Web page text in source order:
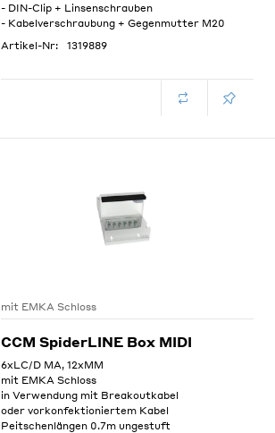
- DIN-Clip + Linsenschrauben
- Kabelverschraubung + Gegenmutter M20
Artikel-Nr:
1319889
mit EMKA Schloss
CCM SpiderLINE Box MIDI
6xLC/D MA, 12xMM
mit EMKA Schloss
in Verwendung mit Breakoutkabel
oder vorkonfektioniertem Kabel
Peitschenlängen 0.7m ungestuft